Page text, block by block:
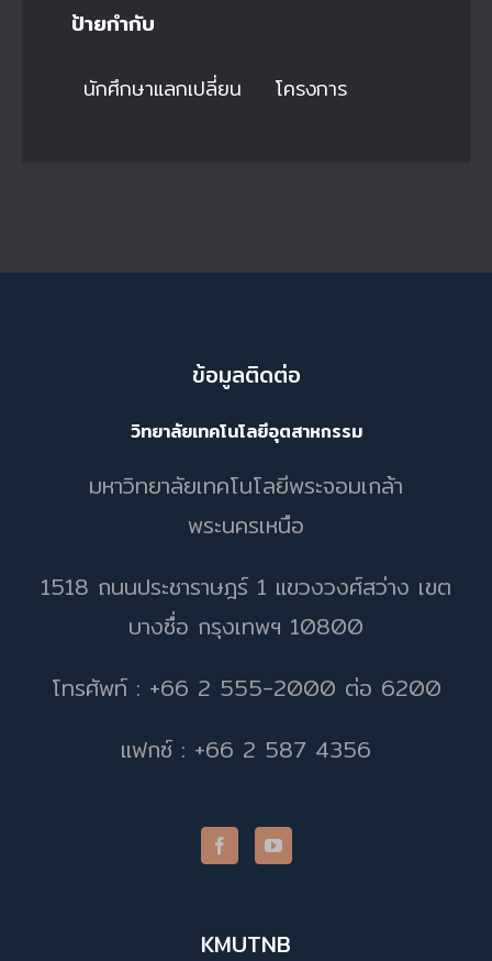
ป้ายกำกับ
นักศึกษาแลกเปลี่ยน โครงการ
ข้อมูลติดต่อ
วิทยาลัยเทคโนโลยีอุตสาหกรรม
มหาวิทยาลัยเทคโนโลยีพระจอมเกล้า
พระนครเหนือ
1518 ถนนประชาราษฎร์ 1 แขวงวงศ์สว่าง เขต
บางซื่อ กรุงเทพฯ 10800
โทรศัพท์ : +66 2 555-2000 ต่อ 6200
แฟกซ์ : +66 2 587 4356
KMUTNB